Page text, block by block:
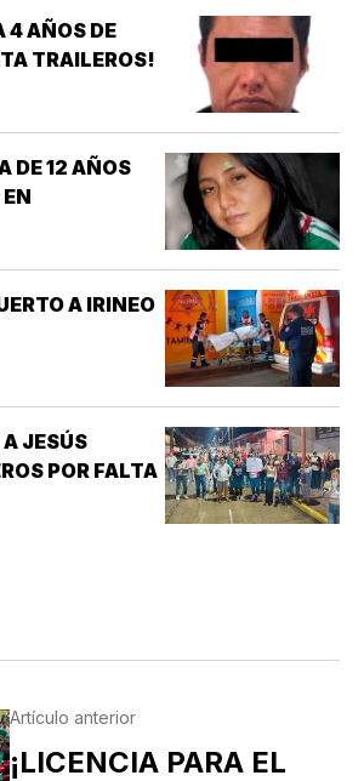
4 AÑOS DE
TRAILEROS!
DE 12 AÑOS
A IRINEO
JESÚS
POR FALTA
Artículo anterior
¡LICENCIA PARA EL